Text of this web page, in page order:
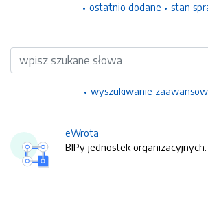
ostatnio dodane stan
Wyszukiwarka
wyszukiwanie
eWrota
BIPy jednostek organizacyjnych.